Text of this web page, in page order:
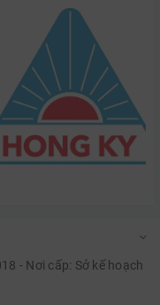
- Nơi cấp: Sở kế hoạch